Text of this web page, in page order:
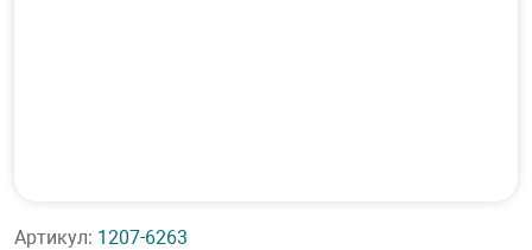
Артикул: 1207-6263